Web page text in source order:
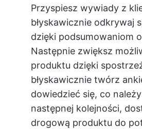
Przyspiesz wywiady z
błyskawicznie odkrywaj
dzięki podsumowaniom
Następnie zwiększ
produktu dzięki
błyskawicznie twórz
dowiedzieć się, co
następnej kolejności,
drogową produktu do